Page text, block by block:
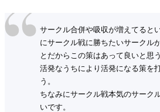
サークル合併や吸収が増えてると
にサークル戦に勝ちたいサークル
とだからこの策はあって良いと思う
活発なうちにより活発になる策を
う。
ちなみにサークル戦本気のサーク
いです。